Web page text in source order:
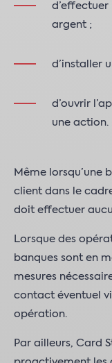
d’effectuer
argent ;
d’installer
d’ouvrir
une action.
Même lorsqu’une
client dans le
doit effectuer
Lorsque des
banques sont en
mesures
contact éventuel
opération.
Par ailleurs, Card